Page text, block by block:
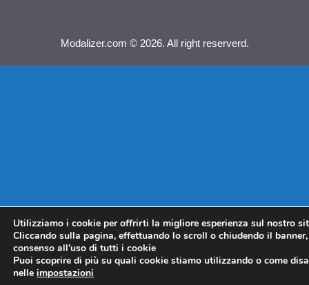
Modalizer.com © 2026. All right reserverd.
Utilizziamo i cookie per offrirti la migliore esperienza sul nostro
Cliccando sulla pagina, effettuando lo scroll o chiudendo il
consenso all’uso di tutti i cookie
Puoi scoprire di più su quali cookie stiamo utilizzando o come
nelle impostazioni